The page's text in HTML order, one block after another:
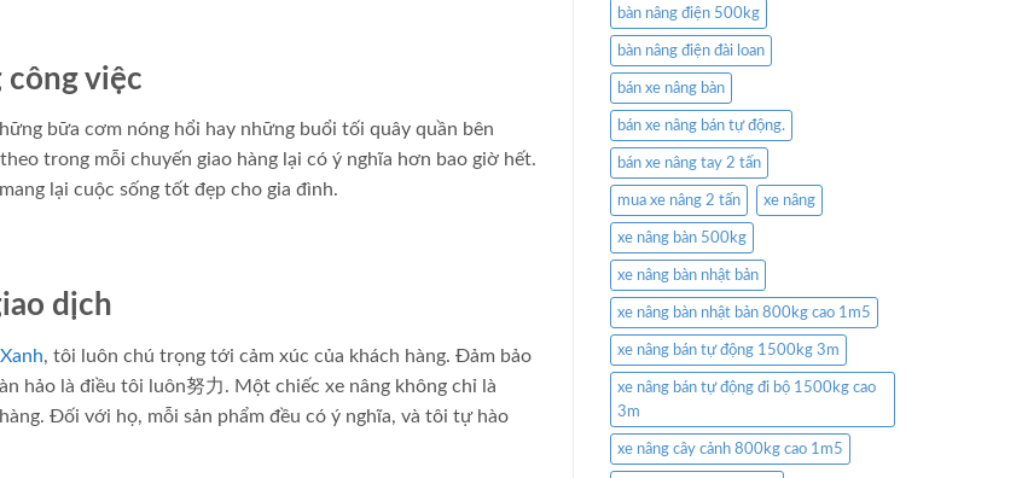
việc
bữa cơm nóng hổi hay những buổi tối quây quần bên
trong mỗi chuyến giao hàng lại có ý nghĩa hơn bao giờ hết.
lại cuộc sống tốt đẹp cho gia đình.
dịch
, tôi luôn chú trọng tới cảm xúc của khách hàng. Đảm bảo
hảo là điều tôi luôn努力. Một chiếc xe nâng không chỉ là
Đối với họ, mỗi sản phẩm đều có ý nghĩa, và tôi tự hào
bàn nâng điện 500kg
bàn nâng điện đài loan
bán xe nâng bàn
bán xe nâng bán tự động.
bán xe nâng tay 2 tấn
mua xe nâng 2 tấn xe nâng
xe nâng bàn 500kg
xe nâng bàn nhật bản
xe nâng bàn nhật bản 800kg cao 1m5
xe nâng bán tự động 1500kg 3m
xe nâng bán tự động đi bộ 1500kg cao
3m
xe nâng cây cảnh 800kg cao 1m5